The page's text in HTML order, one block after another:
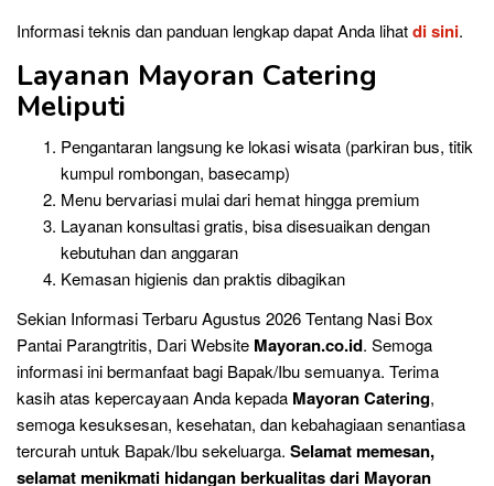
Informasi teknis dan panduan lengkap dapat Anda lihatdi sini.
Layanan Mayoran Catering
Meliputi
Pengantaran langsung ke lokasi wisata (parkiran bus, titik
kumpul rombongan, basecamp)
Menu bervariasi mulai dari hemat hingga premium
Layanan konsultasi gratis, bisa disesuaikan dengan
kebutuhan dan anggaran
Kemasan higienis dan praktis dibagikan
Sekian Informasi Terbaru Agustus 2026 Tentang Nasi Box
Pantai Parangtritis, Dari Website Mayoran.co.id. Semoga
informasi ini bermanfaat bagi Bapak/Ibu semuanya. Terima
kasih atas kepercayaan Anda kepada Mayoran Catering,
semoga kesuksesan, kesehatan, dan kebahagiaan senantiasa
tercurah untuk Bapak/Ibu sekeluarga. Selamat memesan,
selamat menikmati hidangan berkualitas dari Mayoran